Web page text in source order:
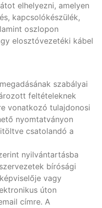
elhelyezni, amelyen
kapcsolókészülék,
oszlopon
elosztóvezetéki kábel
szabályai
feltételeknek
vonatkozó tulajdonosi
nyomtatványon
csatolandó a
nyilvántartásba
bírósági
vagy
úton
címre. A